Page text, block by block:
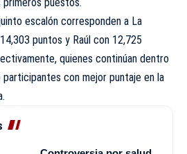
primeros puestos.
escalón corresponden a La
puntos y Raúl con 12,725
quienes continúan dentro
participantes con mejor puntaje en la